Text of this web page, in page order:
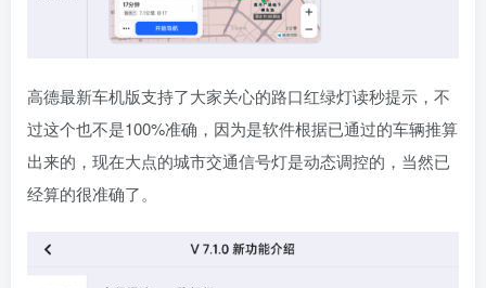
高德最新车机版支持了大家关心的路口红绿灯读秒提示，不
过这个也不是100%准确，因为是软件根据已通过的车辆推算
出来的，现在大点的城市交通信号灯是动态调控的，当然已
经算的很准确了。